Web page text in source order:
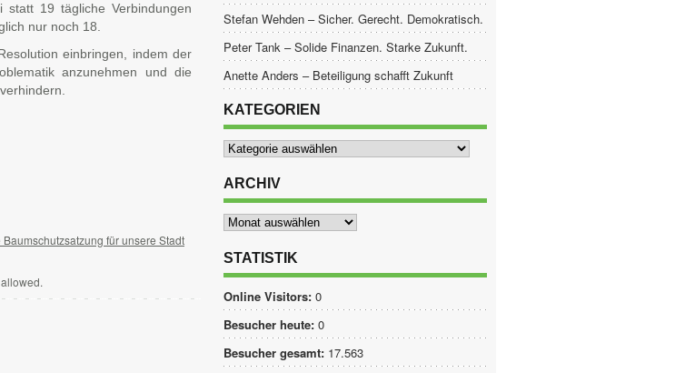
19 tägliche Verbindungen
nur noch 18.
einbringen, indem der
anzunehmen und die
für unsere Stadt
Stefan Wehden – Sicher. Gerecht. Demokratisch.
Peter Tank – Solide Finanzen. Starke Zukunft.
Anette Anders – Beteiligung schafft Zukunft
KATEGORIEN
Kategorien
ARCHIV
Archiv
STATISTIK
Online Visitors: 0
Besucher heute: 0
Besucher gesamt: 17.563